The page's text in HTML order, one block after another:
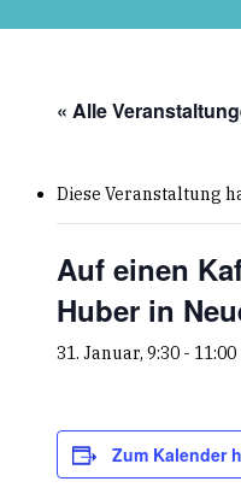
« Alle
Diese Veranstaltung
Auf einen
Huber in
31. Januar, 9:30- 11:00
Zum Kalender